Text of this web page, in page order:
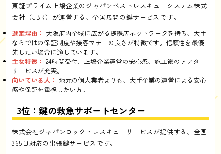
東証プライム上場企業のジャパンベストレスキューシステム株式
会社（JBR）が運営する、全国展開の鍵サービスです。
選定理由： 大阪府内全域に広がる提携店ネットワークを持ち、大手
ならではの保証制度や接客マナーの良さが特徴です。信頼性を最優
先したい場合に適しています。
主な特徴： 24時間受付、上場企業運営の安心感、施工後のアフター
サービスが充実。
向いている人： 地元の個人業者よりも、大手企業の運営による安心
感や保証を重視したい方。
3位：鍵の救急サポートセンター
株式会社ジャパンロック・レスキューサービスが提供する、全国
365日対応の出張鍵サービスです。